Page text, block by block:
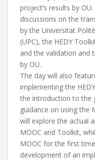
project’s results by
discussions on the
by the Universitat
(UPC), the HEDY
and the validation and
by OU.
The day will also
implementing the
the introduction to the
guidance on using the
will explore the actual
MOOC and Toolkit,
MOOC for the first
development of an